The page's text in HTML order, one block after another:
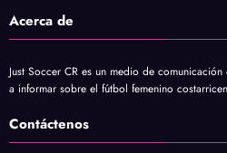
Acerca de
Just Soccer CR es un medio de
a informar sobre el fútbol femenino
Contáctenos